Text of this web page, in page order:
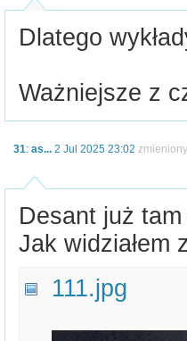
Dlatego
Ważniejsze z
31: as... 2 Jul 2025 23:02 zmieniony
Desant już
Jak widziałem
111.jpg